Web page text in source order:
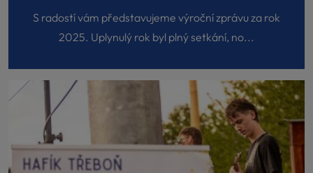
S radostí vám představujeme výroční zprávu za rok
2025. Uplynulý rok byl plný setkání, no...